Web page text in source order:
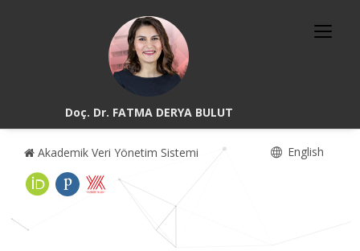
Doç. Dr. FATMA DERYA BULUT
Akademik Veri Yönetim Sistemi English